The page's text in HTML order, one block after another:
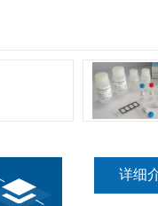
详细